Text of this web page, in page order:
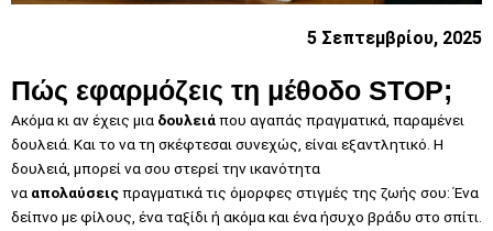
5 Σεπτεμβρίου, 2025
Πώς εφαρμόζεις τη μέθοδο STOP;
Ακόμα κι αν έχεις μια δουλειάπου αγαπάς πραγματικά, παραμένει
δουλειά. Και το να τη σκέφτεσαι συνεχώς, είναι εξαντλητικό. Η
δουλειά, μπορεί να σου στερεί την ικανότητα
να απολαύσειςπραγματικά τις όμορφες στιγμές της ζωής σου: Ένα
δείπνο με φίλους, ένα ταξίδι ή ακόμα και ένα ήσυχο βράδυ στο σπίτι.